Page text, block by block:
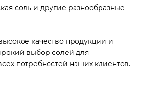
соль и другие разнообразные
качество продукции и
выбор солей для
потребностей наших клиентов.